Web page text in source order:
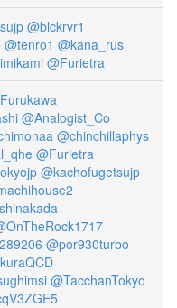
@blckrvr1
@tenro1 @kana_rus
@Furietra
@Analogist_Co
@chinchillaphys
@Furietra
@kachofugetsujp
@por930turbo
@TacchanTokyo